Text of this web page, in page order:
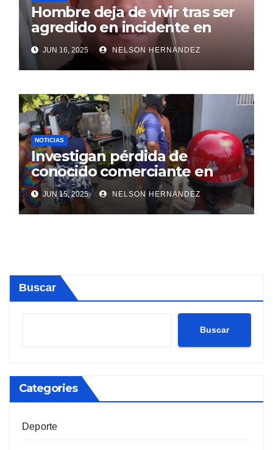
Hombre deja de vivir tras ser
agredido en incidente en
SDE
JUN 16, 2025 NELSON HERNANDEZ
NOTICIAS
Investigan pérdida de
conocido comerciante en
Sosúa
JUN 15, 2025 NELSON HERNANDEZ
Buscar
Buscar
Categories
Deporte